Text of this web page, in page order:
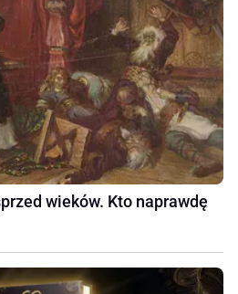
wieków. Kto naprawdę